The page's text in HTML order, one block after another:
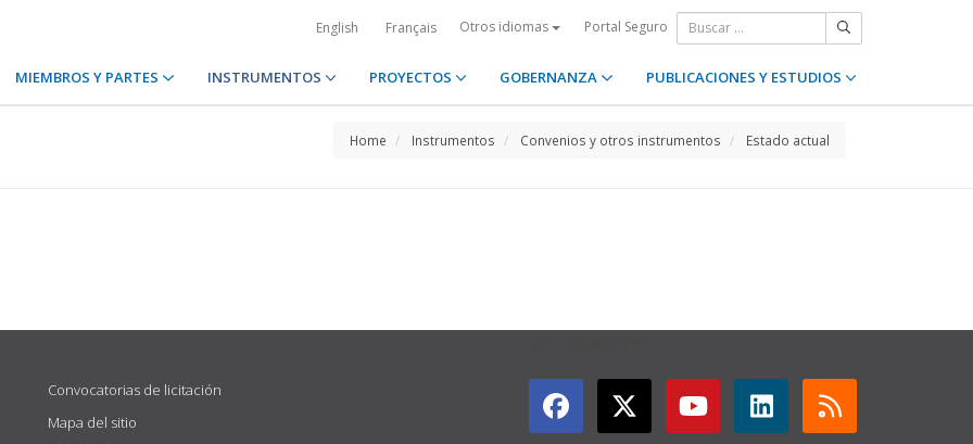
English Français Otros idiomas Portal Seguro
MIEMBROS Y PARTES INSTRUMENTOS PROYECTOS GOBERNANZA PUBLICACIONES Y ESTUDIOS
Home Instrumentos Convenios y otros instrumentos Estado actual
Convocatorias de licitación
Mapa del sitio